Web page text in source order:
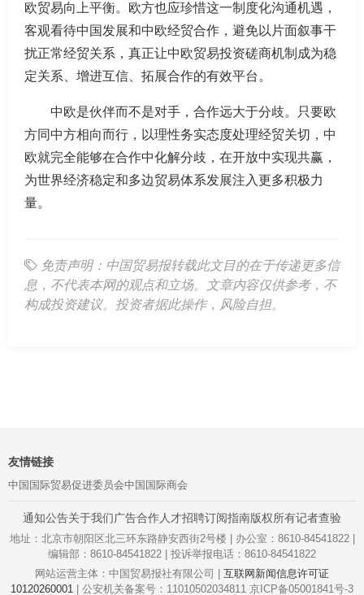
欧贸易向上平衡。欧方也应珍惜这一制度化沟通机遇，
客观看待中国发展和中欧经贸合作，避免以片面叙事干
扰正常经贸关系，真正让中欧贸易投资磋商机制成为稳
定关系、增进互信、拓展合作的有效平台。
中欧是伙伴而不是对手，合作远大于分歧。只要欧
方同中方相向而行，以理性务实态度处理经贸关切，中
欧就完全能够在合作中化解分歧，在开放中实现共赢，
为世界经济稳定和多边贸易体系发展注入更多积极力
量。
免责声明：中国贸易报转载此文目的在于传递更多信
息，不代表本网的观点和立场。文章内容仅供参考，不
构成投资建议。投资者据此操作，风险自担。
友情链接
中国国际贸易促进委员会中国国际商会
通知公告关于我们广告合作人才招聘订阅指南版权所有记者查验
地址：北京市朝阳区北三环东路静安西街2号楼 | 办公室：8610-84541822 |
编辑部：8610-84541822 | 投诉举报电话：8610-84541822
网站运营主体：中国贸易报社有限公司 | 互联网新闻信息许可证
10120260001 | 公安机关备案号：11010502034811 京ICP备05001841号-3